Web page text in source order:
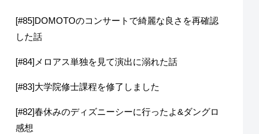
[#85]DOMOTOのコンサートで綺麗な良さを再確認
した話
[#84]メロアス単独を見て演出に溺れた話
[#83]大学院修士課程を修了しました
[#82]春休みのディズニーシーに行ったよ&ダングロ
感想